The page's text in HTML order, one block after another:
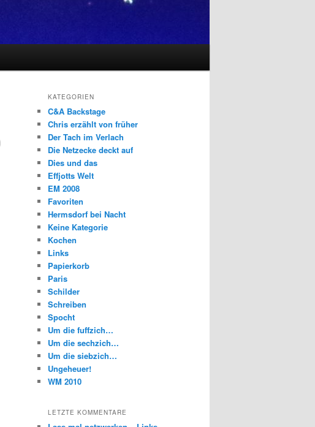
KATEGORIEN
C&A Backstage
Chris erzählt von früher
Der Tach im Verlach
Die Netzecke deckt auf
Dies und das
Effjotts Welt
EM 2008
Favoriten
Hermsdorf bei Nacht
Keine Kategorie
Kochen
Links
Papierkorb
Paris
Schilder
Schreiben
Spocht
Um die fuffzich…
Um die sechzich…
Um die siebzich…
Ungeheuer!
WM 2010
LETZTE KOMMENTARE